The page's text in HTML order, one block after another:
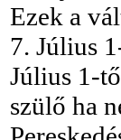
Ezek a
7. Július
Július 1-
szülő ha